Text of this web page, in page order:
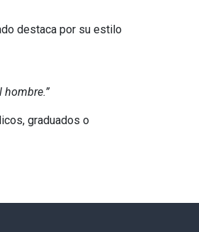
destaca por su estilo
graduados o